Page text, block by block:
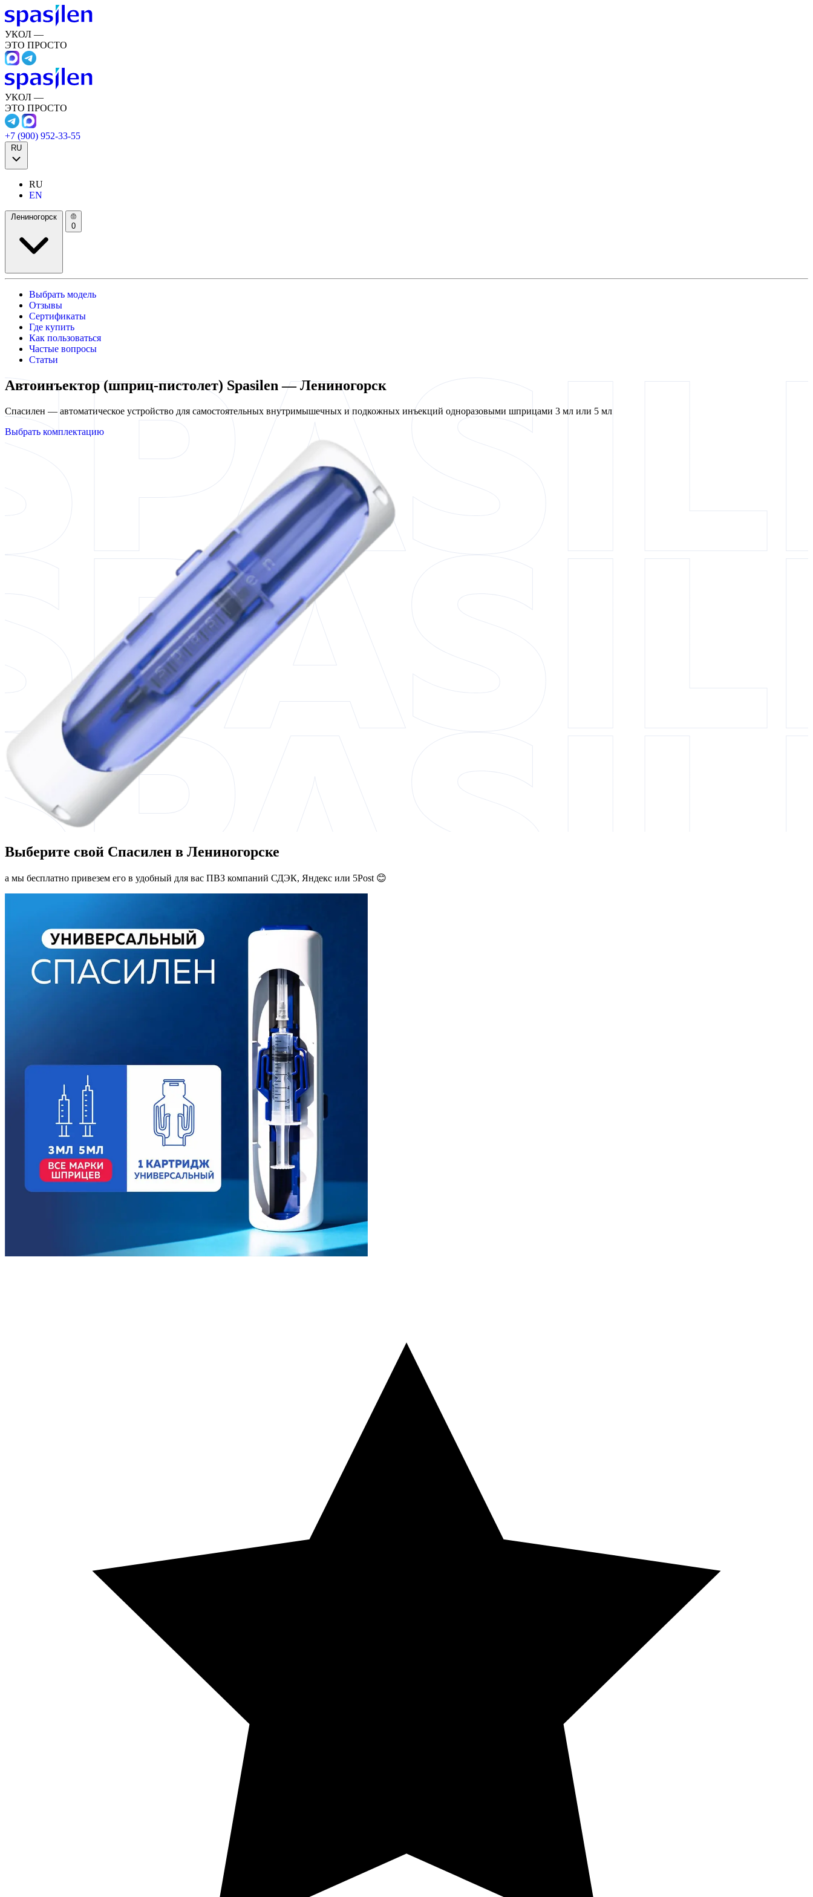
УКОЛ —
ЭТО ПРОСТО
УКОЛ —
ЭТО ПРОСТО
+7 (900) 952-33-55
RU
RU
EN
Лениногорск
0
Выбрать модель
Отзывы
Сертификаты
Где купить
Как пользоваться
Частые вопросы
Статьи
Автоинъектор (шприц-пистолет) Spasilen — Лениногорск
Спасилен — автоматическое устройство для самостоятельных внутримышечных и подкожных инъекций одноразовыми шприцами 3 мл или 5 мл
Выбрать комплектацию
Выберите свой Спасилен в Лениногорске
а мы бесплатно привезем его в удобный для вас ПВЗ компаний СДЭК, Яндекс или 5Post 😊